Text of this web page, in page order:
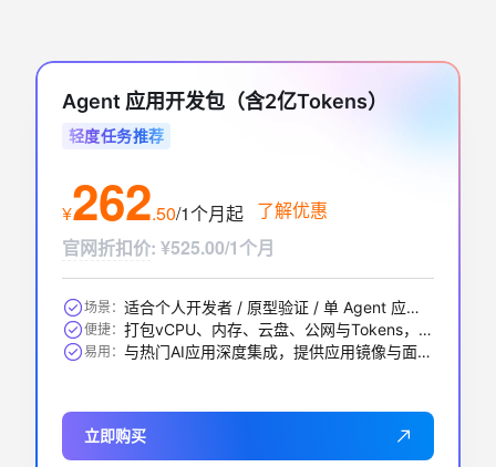
Agent 应用开发包（含2亿Tokens）
轻度任务推荐
¥262.50/1个月起 了解优惠
官网折扣价: ¥525.00/1个月
场景： 适合个人开发者 / 原型验证 / 单 Agent 应用 / 中小 RAG 问答等
便捷： 打包vCPU、内存、云盘、公网与Tokens，一步到位
易用： 与热门AI应用深度集成，提供应用镜像与面板，开箱即用
立即购买